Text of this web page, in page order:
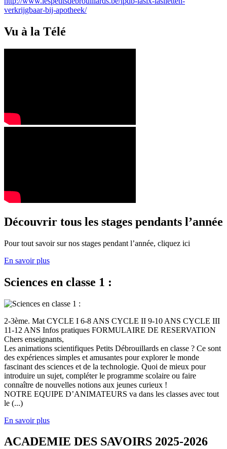
verkrijgbaar-bij-apotheek/
Vu à la Télé
Découvrir tous les stages pendants l’année
Pour tout savoir sur nos stages pendant l’année, cliquez ici
En savoir plus
Sciences en classe 1 :
2-3ème. Mat CYCLE I 6-8 ANS CYCLE II 9-10 ANS CYCLE III
11-12 ANS Infos pratiques FORMULAIRE DE RESERVATION
Chers enseignants,
Les animations scientifiques Petits Débrouillards en classe ? Ce sont
des expériences simples et amusantes pour explorer le monde
fascinant des sciences et de la technologie. Quoi de mieux pour
introduire un sujet, compléter le programme scolaire ou faire
connaître de nouvelles notions aux jeunes curieux !
NOTRE EQUIPE D’ANIMATEURS va dans les classes avec tout
le (...)
En savoir plus
ACADEMIE DES SAVOIRS 2025-2026